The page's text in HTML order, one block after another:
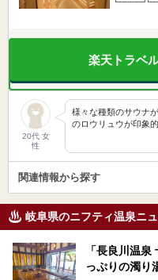
楽天トラベ
20代 女
性
様々な種類のサウナ
のロウリュウが印象
関連情報から探す
岐阜県のニフティ温泉ニ
「長良川温
っぷりの濁り